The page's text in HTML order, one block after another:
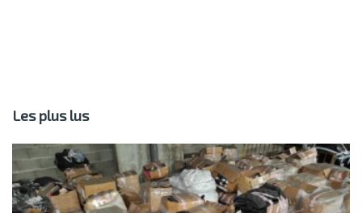
Les plus lus